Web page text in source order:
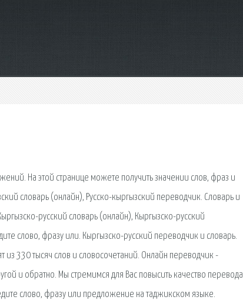
На этой странице можете получить значении слов, фраз и
словарь (онлайн), Русско-кыргызский переводчик. Словарь и
русский словарь (онлайн), Кыргызско-русский
слово, фразу или. Кыргызско-русский переводчик и словарь.
из 330 тысяч слов и словосочетаний. Онлайн переводчик -
и обратно. Мы стремимся для Вас повысить качество перевода
слово, фразу или предложение на таджикском языке.